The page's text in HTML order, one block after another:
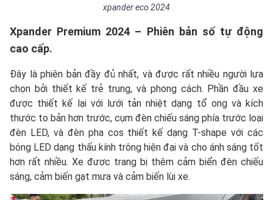
xpander eco 2024
Xpander Premium 2024 – Phiên bản số tự động
cao cấp.
Đây là phiên bản đầy đủ nhất, và được rất nhiều người lựa
chọn bởi thiết kế trẻ trung, và phong cách. Phần đầu xe
được thiết kế lại với lưới tản nhiệt dạng tổ ong và kích
thước to bản hơn trước, cụm đèn chiếu sáng phía trước loại
đèn LED, và đèn pha cos thiết kế dạng T-shape với các
bóng LED dạng thấu kính trông hiện đại và cho ánh sáng tốt
hơn rất nhiều. Xe được trang bị thêm cảm biển đèn chiếu
sáng, cảm biến gạt mưa và cảm biến lùi xe.